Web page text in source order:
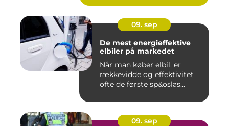
09. sep
De mest energieffektive
elbiler på markedet
Når man køber elbil, er
rækkevidde og effektivitet
ofte de første sp&oslas...
09. sep